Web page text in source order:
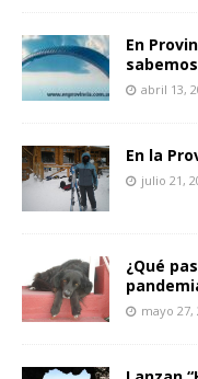
En
abril 13,
En la
julio 21,
¿Qué
mayo 27,